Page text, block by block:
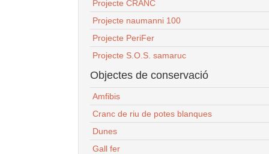
Projecte CRANC
Projecte naumanni 100
Projecte PeriFer
Projecte S.O.S. samaruc
Objectes de conservació
Amfibis
Cranc de riu de potes blanques
Dunes
Gall fer